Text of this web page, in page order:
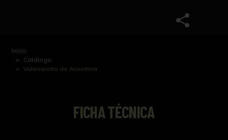
Inicio
Catálogo
Valerianato de Aconitina
FICHA TÉCNICA